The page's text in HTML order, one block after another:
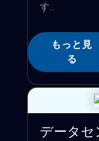
す...
もっと見
る
データセ